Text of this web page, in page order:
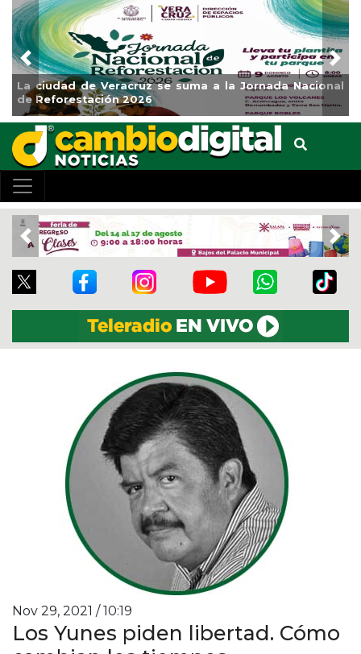
Impulsa Gobierno Municipal Expo Venta Regreso a
Clases
Previous
Previous
Nov 29, 2021 / 10:19
Los Yunes piden libertad. Cómo